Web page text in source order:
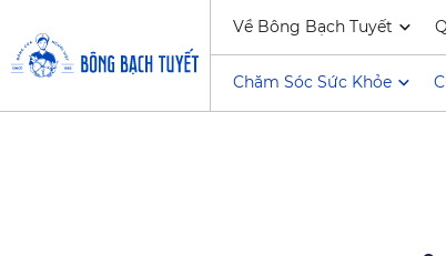
Về Bông Bạch Tuyết
Chăm Sóc Sức Khỏe